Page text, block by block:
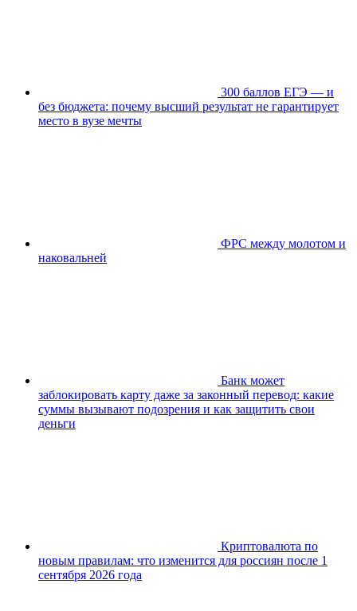
300 баллов ЕГЭ — и
без бюджета: почему высший результат не гарантирует
место в вузе мечты
ФРС между молотом и
наковальней
Банк может
заблокировать карту даже за законный перевод: какие
суммы вызывают подозрения и как защитить свои
деньги
Криптовалюта по
новым правилам: что изменится для россиян после 1
сентября 2026 года